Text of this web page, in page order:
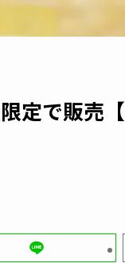
定で販売